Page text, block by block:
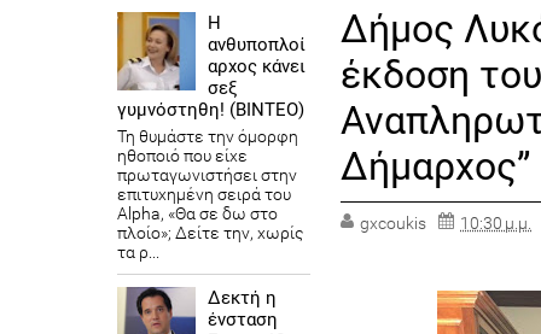
ΔΗΜΟΙ
ΠΡΟΤΕΙΝΟΜΕΝΟ
Δήμος Λυκόβρυσης Πεύκης
Εσωτερικών ο Δήμαρχος”
Δήμος
έκδοση
Δήμαρχος”
gxcoukis 10:30 μ.μ.
Η
ανθυποπλοί
αρχος κάνει
σεξ
γυμνόστηθη! (ΒΙΝΤΕΟ)
Τη θυμάστε την όμορφη
ηθοποιό που είχε
πρωταγωνιστήσει στην
επιτυχημένη σειρά του
Alpha, «Θα σε δω στο
πλοίο»; Δείτε την, χωρίς
τα ρ...
Δεκτή η
ένσταση